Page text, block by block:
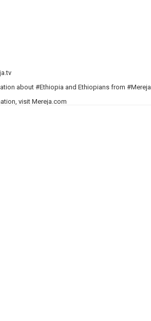
about #Ethiopia and Ethiopians from #Mereja
visit Mereja.com
Ethiopian music, sports, arts, and entertainment
ጋር | Zemede on Mereja TV